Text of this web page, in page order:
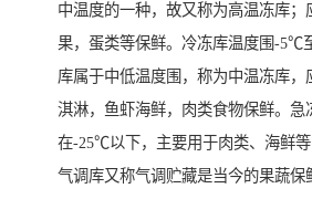
中温度的一种，故又称为高温冻库；
果，蛋类等保鲜。冷冻库温度围-5℃
库属于中低温度围，称为中温冻库，
淇淋，鱼虾海鲜，肉类食物保鲜。急
在-25℃以下，主要用于肉类、海鲜等
气调库又称气调贮藏是当今的果蔬保